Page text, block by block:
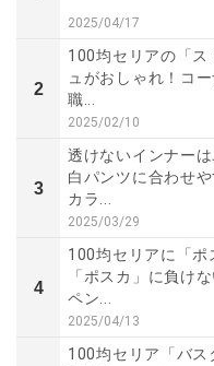
2025/04/17
2
100均セリアの「ス
ュがおしゃれ！コ
職...
2025/02/10
3
透けないインナー
白パンツに合わせ
カラ...
2025/03/29
4
100均セリアに「ポ
「ポスカ」に負け
ペン...
2025/04/13
100均セリア「バス